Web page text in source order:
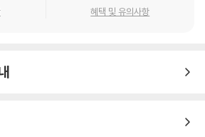
해준다. 또 북방에서 빼놓을 수 없는 곳이 타이
랑캐라고 폄하된 그들의 역사를 일깨워 기존의
의 가뿐 숨결을 느낄 수 있는 여정이다. 또한
혜택 및 유의사항